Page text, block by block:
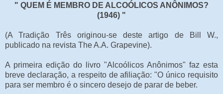
" QUEM É MEMBRO DE ALCOÓLICOS ANÔNIMOS?
(1946) "
(A Tradição Três originou-se deste artigo de Bill W.,
publicado na revista The A.A. Grapevine).
A primeira edição do livro "Alcoólicos Anônimos" faz esta
breve declaração, a respeito de afiliação: "O único requisito
para ser membro é o sincero desejo de parar de beber.